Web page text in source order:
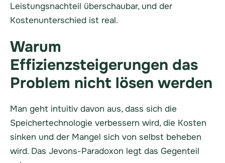
Leistungsnachteil überschaubar, und der
Kostenunterschied ist real.
Warum
Effizienzsteigerungen das
Problem nicht lösen werden
Man geht intuitiv davon aus, dass sich die
Speichertechnologie verbessern wird, die Kosten
sinken und der Mangel sich von selbst beheben
wird. Das Jevons-Paradoxon legt das Gegenteil